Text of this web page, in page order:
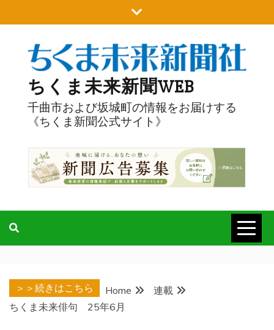
to
ちくま未来新聞WEB
千曲市および坂城町の情報をお届けする
《ちくま新聞公式サイト》
＞＞続きはこちら Home
連載
ちくま未来俳句 25年6月